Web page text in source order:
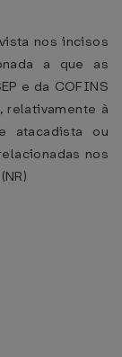
nos incisos
a que as
e da COFINS
relativamente à
atacadista ou
nos